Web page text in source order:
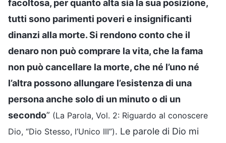
facoltosa, per quanto alta sia la sua posizione,
tutti sono parimenti poveri e insignificanti
dinanzi alla morte. Si rendono conto che il
denaro non può comprare la vita, che la fama
non può cancellare la morte, che né l’uno né
l’altra possono allungare l’esistenza di una
persona anche solo di un minuto o di un
secondo” (La Parola, Vol. 2: Riguardo al conoscere
Dio, “Dio Stesso, l’Unico III”). Le parole di Dio mi